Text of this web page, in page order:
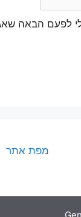
לפעם הבאה
מפת אתר